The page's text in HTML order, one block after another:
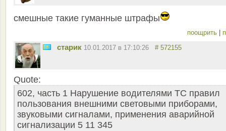
смешные такие гуманные штрафы
поощрить
старик 10.01.2017 в 17:10:26 # 572155
Quote:
602, часть 1 Нарушение водителями ТС правил
пользования внешними световыми приборами,
звуковыми сигналами, применения аварийной
сигнализации 5 11 345